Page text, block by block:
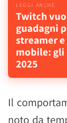
Twitch
guadagni
streamer
mobile:
2025
Il
noto da